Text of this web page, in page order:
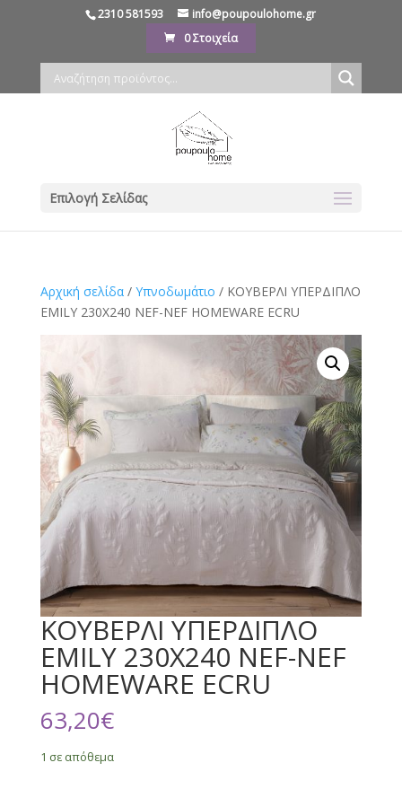
2310 581593
info@poupoulohome.gr
0 Στοιχεία
Επιλογή Σελίδας
Αρχική σελίδα/ Υπνοδωμάτιο / ΚΟΥΒΕΡΛΙ ΥΠΕΡΔΙΠΛΟ
EMILY 230X240 NEF-NEF HOMEWARE ECRU
ΚΟΥΒΕΡΛΙ ΥΠΕΡΔΙΠΛΟ
EMILY 230X240 NEF-NEF
HOMEWARE ECRU
63,20€
1 σε απόθεμα